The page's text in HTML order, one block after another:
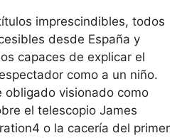
imprescindibles, todos
desde España y
capaces de explicar el
como a un niño.
obligado visionado como
el telescopio James
o la cacería del primer